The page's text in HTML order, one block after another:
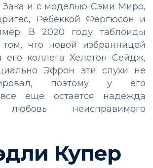
Зака и с моделью Сэми Миро,
Ребеккой Фергюсон и
В 2020 году таблоиды
что новой избранницей
его коллега Хелстон Сейдж,
Эфрон эти слухи не
поэтому у его
еще остается надежда
любовь неисправимого
Купер